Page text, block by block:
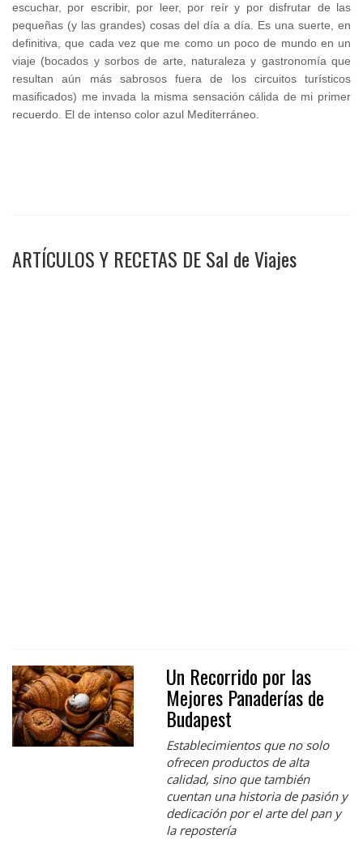
escuchar, por escribir, por leer, por reír y por disfrutar de las
pequeñas (y las grandes) cosas del día a día. Es una suerte, en
definitiva, que cada vez que me como un poco de mundo en un
viaje (bocados y sorbos de arte, naturaleza y gastronomía que
resultan aún más sabrosos fuera de los circuitos turísticos
masificados) me invada la misma sensación cálida de mi primer
recuerdo. El de intenso color azul Mediterráneo.
ARTÍCULOS Y RECETAS DE Sal de Viajes
Un Recorrido por las
Mejores Panaderías de
Budapest
Establecimientos que no solo
ofrecen productos de alta
calidad, sino que también
cuentan una historia de pasión y
dedicación por el arte del pan y
la repostería